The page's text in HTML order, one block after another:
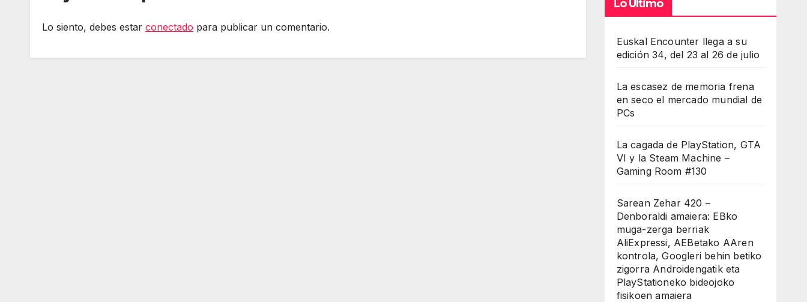
Lo siento, debes estar conectado para publicar un comentario.
Lo Último
Euskal Encounter llega a su
edición 34, del 23 al 26 de julio
La escasez de memoria frena
en seco el mercado mundial de
PCs
La cagada de PlayStation, GTA
VI y la Steam Machine –
Gaming Room #130
Sarean Zehar 420 –
Denboraldi amaiera: EBko
muga-zerga berriak
AliExpressi, AEBetako AAren
kontrola, Googleri behin betiko
zigorra Androidengatik eta
PlayStationeko bideojoko
fisikoen amaiera